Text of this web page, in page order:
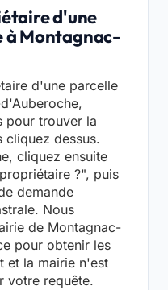
d'une
à Montagnac-
d'une parcelle
pour trouver la
cliquez dessus.
cliquez ensuite
?", puis
demande
Nous
de Montagnac-
pour obtenir les
et la mairie n'est
votre requête.